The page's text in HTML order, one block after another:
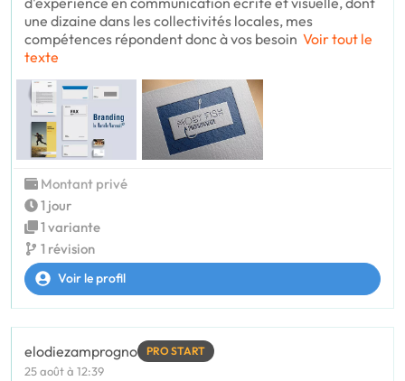
une dizaine dans les collectivités locales, mes
compétences répondent donc à vos besoin Voir tout le
texte
Montant privé
1 jour
1 variante
1 révision
Voir le profil
elodiezamprogno PRO START
25 août à 12:39